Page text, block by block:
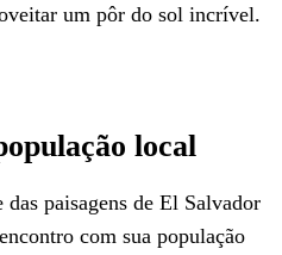
um pôr do sol incrível.
local
paisagens de El Salvador
com sua população